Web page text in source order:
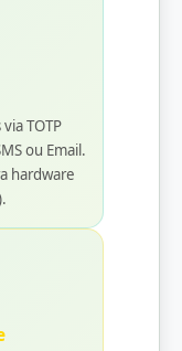
TOTP
ou Email.
hardware